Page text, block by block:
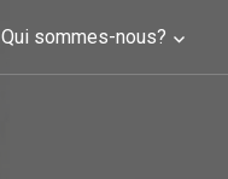
Qui sommes-nous?